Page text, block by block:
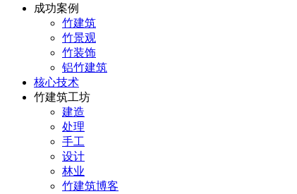
成功案例
竹建筑
竹景观
竹装饰
铝竹建筑
核心技术
竹建筑工坊
建造
处理
手工
设计
林业
竹建筑博客